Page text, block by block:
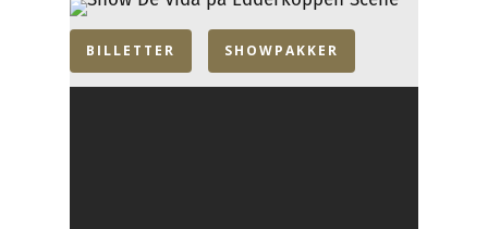
BILLETTER SHOWPAKKER